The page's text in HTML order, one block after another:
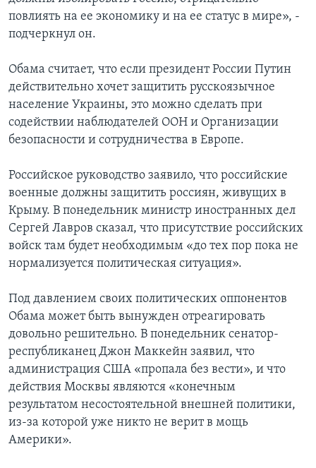
повлиять на ее экономику и на ее статус в мире», -
подчеркнул он.
Обама считает, что если президент России Путин
действительно хочет защитить русскоязычное
население Украины, это можно сделать при
содействии наблюдателей ООН и Организации
безопасности и сотрудничества в Европе.
Российское руководство заявило, что российские
военные должны защитить россиян, живущих в
Крыму. В понедельник министр иностранных дел
Сергей Лавров сказал, что присутствие российских
войск там будет необходимым «до тех пор пока не
нормализуется политическая ситуация».
Под давлением своих политических оппонентов
Обама может быть вынужден отреагировать
довольно решительно. В понедельник сенатор-
республиканец Джон Маккейн заявил, что
администрация США «пропала без вести», и что
действия Москвы являются «конечным
результатом несостоятельной внешней политики,
из-за которой уже никто не верит в мощь
Америки».